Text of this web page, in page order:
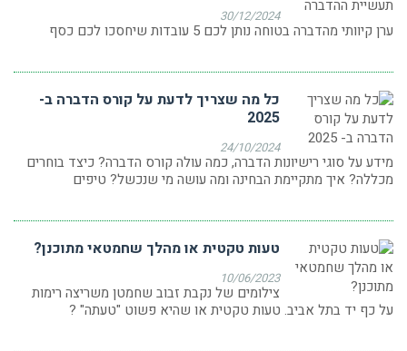
30/12/2024
ערן קיוותי מהדברה בטוחה נותן לכם 5 עובדות שיחסכו לכם כסף
כל מה שצריך לדעת על קורס הדברה ב-
2025
24/10/2024
מידע על סוגי רישיונות הדברה, כמה עולה קורס הדברה? כיצד בוחרים
מכללה? איך מתקיימת הבחינה ומה עושה מי שנכשל? טיפים
טעות טקטית או מהלך שחמטאי מתוכנן?
10/06/2023
צילומים של נקבת זבוב שחמטן משריצה רימות
על כף יד בתל אביב. טעות טקטית או שהיא פשוט "טעתה" ?